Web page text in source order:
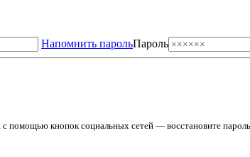
Напомнить парольПароль
помощью кнопок социальных сетей — восстановите